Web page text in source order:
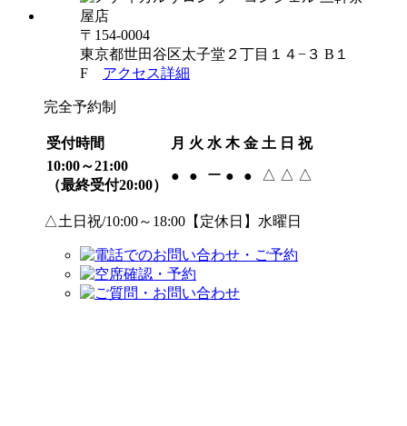
〒154-0004
東京都世田谷区太子堂２丁目１４−３ B１
F アクセス詳細
完全予約制
受付時間 月 火 水 木 金 土 日 祝
10:00～21:00
（最終受付20:00）
● ● ー ● ● △ △ △
△土日祝/10:00～18:00【定休日】水曜日